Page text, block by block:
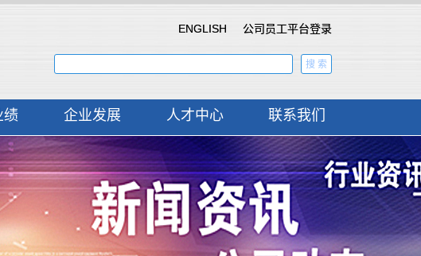
公司员工平台登录
ENGLISH
搜 索
绩 企业发展 人才中心 联系我们